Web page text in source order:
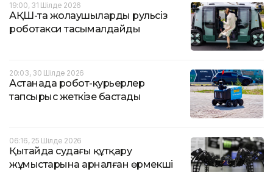
19:00, 31 Шілде 2026
АҚШ-та жолаушыларды рульсіз
роботакси тасымалдайды
20:03, 30 Шілде 2026
Астанада робот-курьерлер
тапсырыс жеткізе бастады
06:16, 25 Шілде 2026
Қытайда судағы құтқару
жұмыстарына арналған өрмекші